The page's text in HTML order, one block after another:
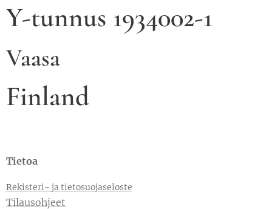
Y-tunnus 1934002-1
Vaasa
Finland
Tietoa
Rekisteri- ja tietosuojaseloste
Tilausohjeet